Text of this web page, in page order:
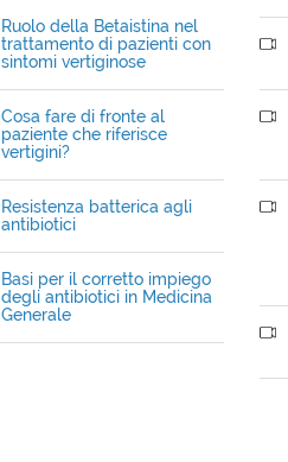
Ruolo della Betaistina nel
trattamento di pazienti con
sintomi vertiginose
Cosa fare di fronte al
paziente che riferisce
vertigini?
Resistenza batterica agli
antibiotici
Basi per il corretto impiego
degli antibiotici in Medicina
Generale